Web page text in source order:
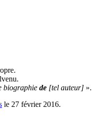
biographie de [tel auteur] ».
le 27 février 2016.